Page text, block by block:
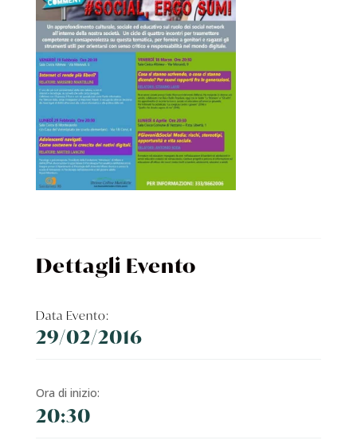
Dettagli Evento
Data Evento:
29/02/2016
Ora di inizio:
20:30